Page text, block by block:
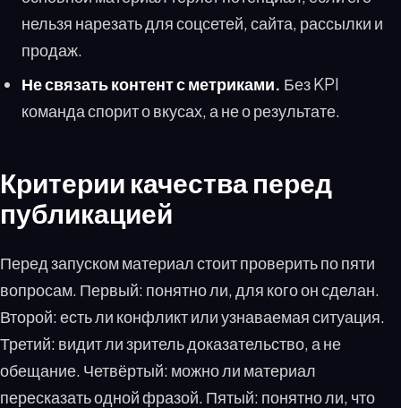
нельзя нарезать для соцсетей, сайта, рассылки и
продаж.
Не связать контент с метриками. Без KPI
команда спорит о вкусах, а не о результате.
Критерии качества перед
публикацией
Перед запуском материал стоит проверить по пяти
вопросам. Первый: понятно ли, для кого он сделан.
Второй: есть ли конфликт или узнаваемая ситуация.
Третий: видит ли зритель доказательство, а не
обещание. Четвёртый: можно ли материал
пересказать одной фразой. Пятый: понятно ли, что